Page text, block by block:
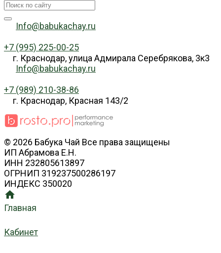
Info@babukachay.ru
+7 (995) 225-00-25
г. Краснодар, улица Адмирала Серебрякова, 3к3
Info@babukachay.ru
+7 (989) 210-38-86
г. Краснодар, Красная 143/2
© 2026 Бабука Чай Все права защищены
ИП Абрамова Е.Н.
ИНН 232805613897
ОГРНИП 319237500286197
ИНДЕКС 350020
Главная
Кабинет